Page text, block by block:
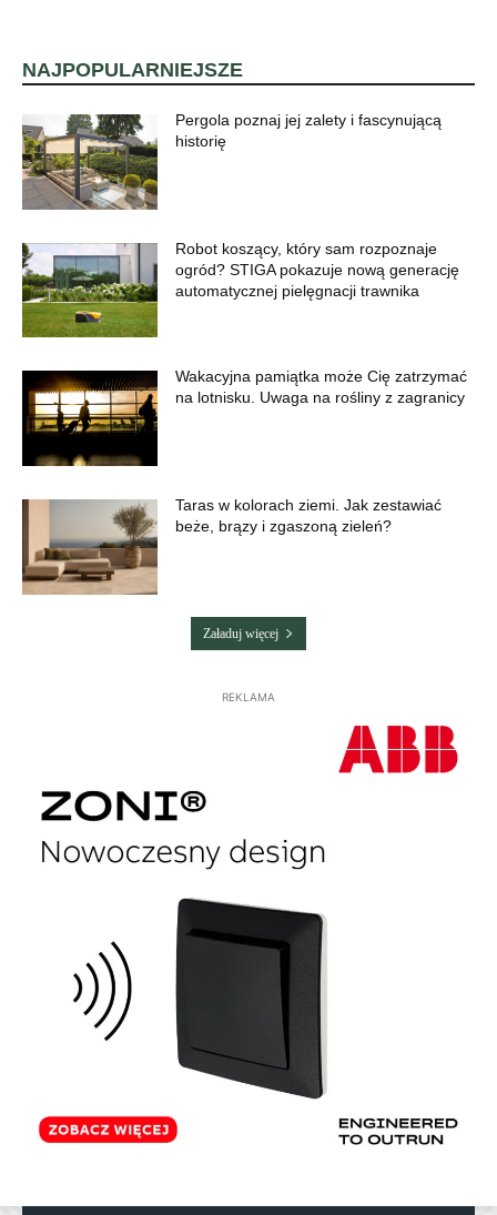
NAJPOPULARNIEJSZE
Pergola poznaj jej zalety i fascynującą
historię
Robot koszący, który sam rozpoznaje
ogród? STIGA pokazuje nową generację
automatycznej pielęgnacji trawnika
Wakacyjna pamiątka może Cię zatrzymać
na lotnisku. Uwaga na rośliny z zagranicy
Taras w kolorach ziemi. Jak zestawiać
beże, brązy i zgaszoną zieleń?
Załaduj więcej
REKLAMA